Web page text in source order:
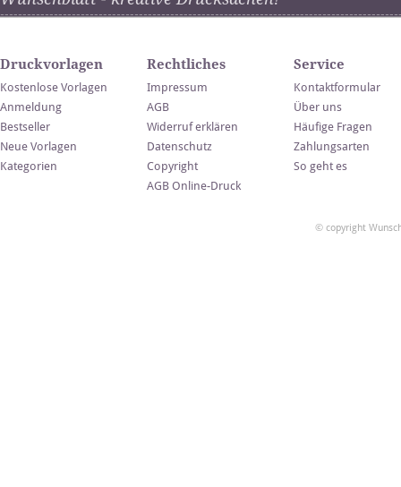
Druckvorlagen
Kostenlose Vorlagen
Anmeldung
Bestseller
Neue Vorlagen
Kategorien
Rechtliches
Impressum
AGB
Widerruf erklären
Datenschutz
Copyright
AGB Online-Druck
Service
Kontaktformular
Über uns
Häufige Fragen
Zahlungsarten
So geht es
© copyright